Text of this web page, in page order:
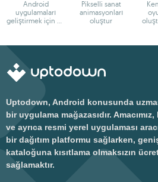
Android
uygulamaları
geliştirmek için en
Pikselli sanat
animasyonları
oluştur
Uptodown, Android konusunda
bir uygulama mağazasıdır.
ve ayrıca resmi yerel uygulaması
bir dağıtım platformu sağlarken,
kataloğuna kısıtlama olmaksızın
sağlamaktır.